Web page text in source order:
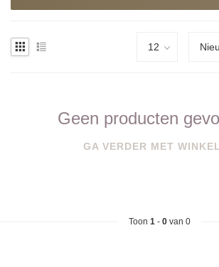
Geen producten
GA VERDER MET
Toon 1- 0van 0